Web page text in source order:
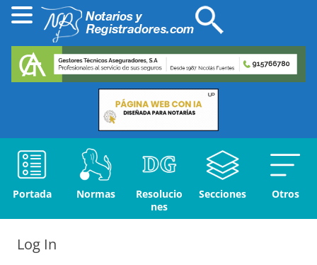
Portada Normas
Resolucio
nes
Secciones Otros
Log In